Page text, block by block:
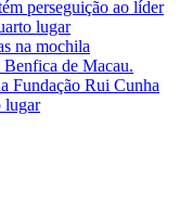
perseguição ao líder
lugar
na mochila
de Macau.
Fundação Rui Cunha
lugar